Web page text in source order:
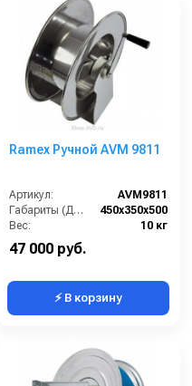
Ramex Ручной AVM 9811
Артикул:
AVM9811
Габариты (ДхШхВ):
450x350x500
Вес:
10 кг
47 000 руб.
⚡ В корзину